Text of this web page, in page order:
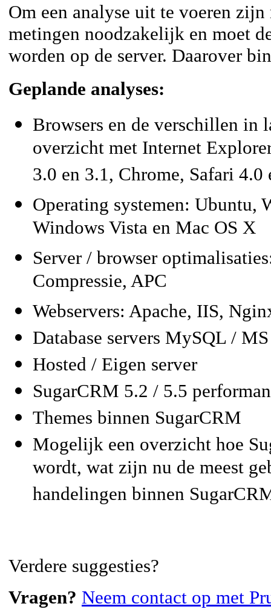
Om een analyse uit te voeren zijn
metingen noodzakelijk en moet
worden op de server. Daarover
Geplande analyses:
Browsers en de verschillen in
overzicht met Internet
3.0 en 3.1, Chrome, Safari 4.0
Operating systemen: Ubuntu,
Windows Vista en Mac OS X
Server / browser
Compressie, APC
Webservers: Apache, IIS,
Database servers MySQL /
Hosted / Eigen server
SugarCRM 5.2 / 5.5
Themes binnen SugarCRM
Mogelijk een overzicht hoe
wordt, wat zijn nu de meest
handelingen binnen
Verdere suggesties?
Vragen? Neem contact op met